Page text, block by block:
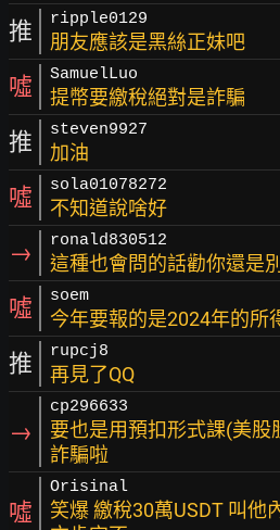
推 ripple0129
朋友應該是黑絲正妹吧
噓 SamuelLuo
提幣要繳稅絕對是詐騙
推 steven9927
加油
噓 sola01078272
不知道說啥好
→ ronald830512
這種也會問的話勸你還是
噓 soem
今年要報的是2024年的所
推 rupcj8
再見了QQ
→
cp296633
要也是用預扣形式課(美股
詐騙啦
噓
Orisinal
笑爆 繳稅30萬USDT 叫他